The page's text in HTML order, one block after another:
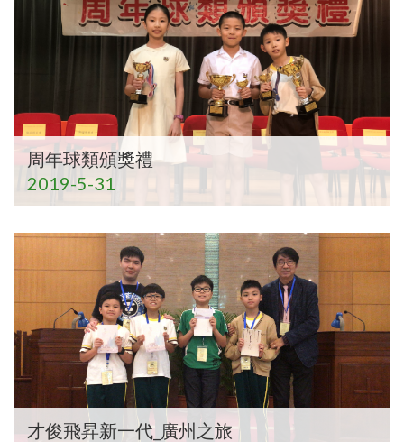
周年球類頒獎禮
2019-5-31
才俊飛昇新一代_廣州之旅